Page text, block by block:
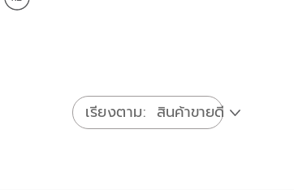
เรียงตาม